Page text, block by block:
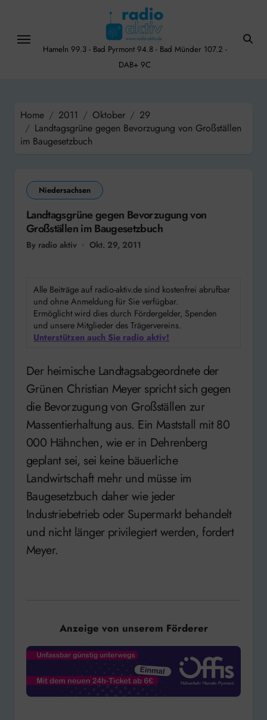
content
Hameln 99.3 - Bad Pyrmont 94.8 - Bad Münder 107.2 -
DAB+ 9C
Home 2011 Oktober
29
Landtagsgrüne gegen Bevorzugung von Großställen
im Baugesetzbuch
Niedersachsen
Landtagsgrüne gegen Bevorzugung von
Großställen im Baugesetzbuch
By radio aktiv Okt. 29, 2011
Alle Beiträge auf radio-aktiv.de sind kostenfrei abrufbar
und ohne Anmeldung für Sie verfügbar.
Ermöglicht wird dies durch Fördergelder, Spenden
und unsere Mitglieder des Trägervereins.
Unterstützen auch Sie radio aktiv!
Der heimische Landtagsabgeordnete der
Grünen Christian Meyer spricht sich gegen
die Bevorzugung von Großställen zur
Massentierhaltung aus. Ein Maststall mit 80
000 Hähnchen, wie er in Dehrenberg
geplant sei, sei keine bäuerliche
Landwirtschaft mehr und müsse im
Baugesetzbuch daher wie jeder
Industriebetrieb oder Supermarkt behandelt
und nicht länger privilegiert werden, fordert
Meyer.
Anzeige von unserem Förderer